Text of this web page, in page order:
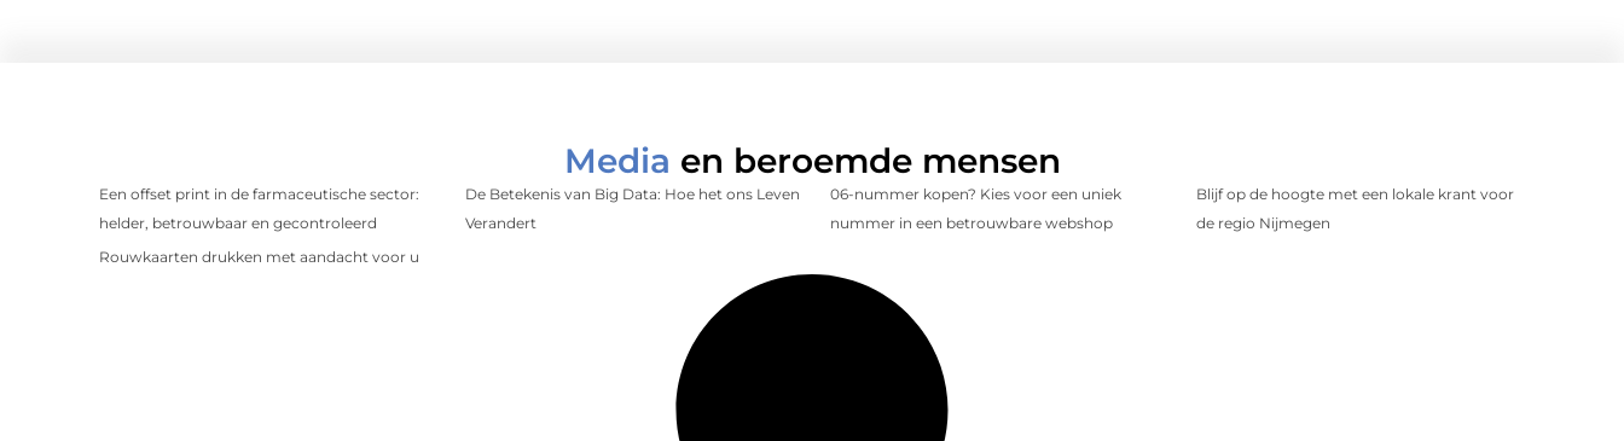
Media en beroemde mensen
Een offset print in de farmaceutische sector:
helder, betrouwbaar en gecontroleerd
De Betekenis van Big Data: Hoe het ons Leven
Verandert
06-nummer kopen? Kies voor een uniek
nummer in een betrouwbare webshop
Blijf op de hoogte met een lokale krant voor
de regio Nijmegen
Rouwkaarten drukken met aandacht voor u